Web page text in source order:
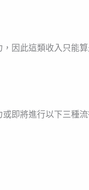
因此這類收入只能算
即將進行以下三種